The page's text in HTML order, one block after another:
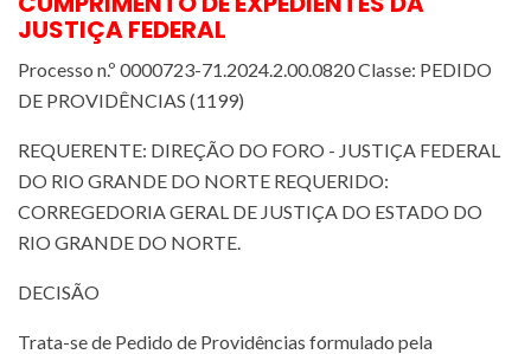
JUSTIÇA FEDERAL
Processo n.º 0000723-71.2024.2.00.0820 Classe: PEDIDO
DE PROVIDÊNCIAS (1199)
REQUERENTE: DIREÇÃO DO FORO - JUSTIÇA FEDERAL
DO RIO GRANDE DO NORTE REQUERIDO:
CORREGEDORIA GERAL DE JUSTIÇA DO ESTADO DO
RIO GRANDE DO NORTE.
DECISÃO
Trata-se de Pedido de Providências formulado pela